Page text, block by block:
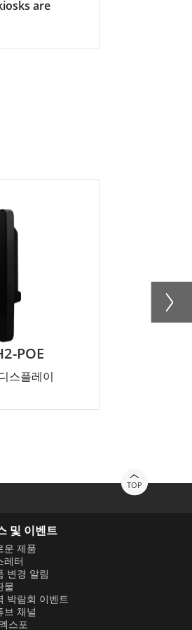
are
POE
스플레이
TOP
및 이벤트
운 제품
레터
변경 알림
물
박람회 이벤트
브 채널
스포